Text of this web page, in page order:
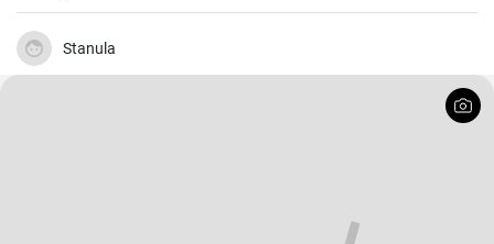
Stanula